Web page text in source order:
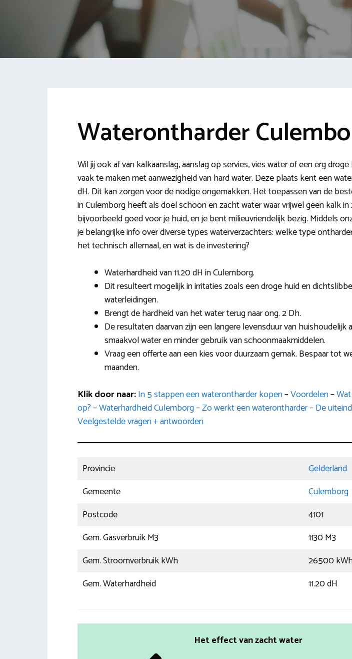
Waterontharder
Wil jij ook af van kalkaanslag, aanslag op servies, vies water of een erg
vaak te maken met aanwezigheid van hard water. Deze plaats kent een
dH. Dit kan zorgen voor de nodige ongemakken. Het toepassen van de
in Culemborg heeft als doel schoon en zacht water waar vrijwel geen kalk in
bijvoorbeeld goed voor je huid, en je bent milieuvriendelijk bezig. Middels
je belangrijke info over diverse types waterverzachters: welke type
het technisch allemaal, en wat is de investering?
Waterhardheid van 11.20 dH in Culemborg.
Dit resulteert mogelijk in irritaties zoals een droge huid en
waterleidingen.
Brengt de hardheid van het water terug naar ong. 2 Dh.
De resultaten daarvan zijn een langere levensduur van huishoudelijk
smaakvol water en minder gebruik van schoonmaakmiddelen.
Vraag een offerte aan een kies voor duurzaam gemak. Bespaar tot
maanden.
Klik door naar:In 5 stappen een waterontharder kopen–Voordelen–
op?–Waterhardheid Culemborg–Zo werkt een waterontharder–De
Veelgestelde vragen + antwoorden
Provincie
Gelderland
Gemeente
Culemborg
Postcode
4101
Gem. Gasverbruik M3
1130 M3
Gem. Stroomverbruik kWh
26500
Gem. Waterhardheid
11.20 dH
Het effect van zacht water